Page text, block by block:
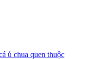
ủ chua quen thuộc